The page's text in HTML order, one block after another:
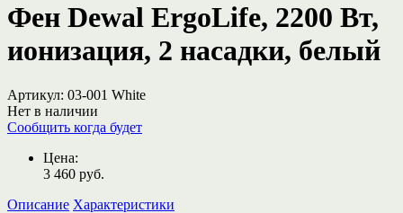
Фен Dewal ErgoLife, 2200 Вт,
ионизация, 2 насадки, белый
Артикул: 03-001 White
Нет в наличии
Сообщить когда будет
Цена:
3 460 руб.
Описание Характеристики